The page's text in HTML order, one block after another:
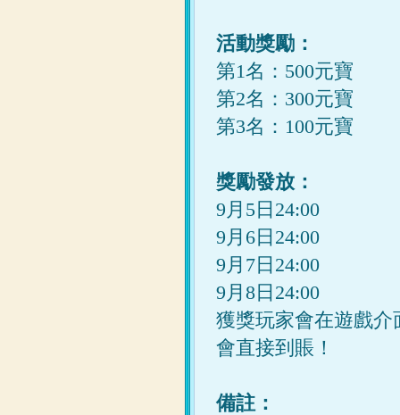
活動獎勵：
第1名：500元寶
第2名：300元寶
第3名：100元寶
獎勵發放：
9月5日24:00
9月6日24:00
9月7日24:00
9月8日24:00
獲獎玩家會在遊戲
會直接到賬！
備註：